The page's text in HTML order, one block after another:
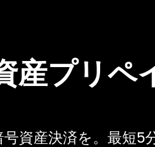
産プリペ
資産決済を。最短5